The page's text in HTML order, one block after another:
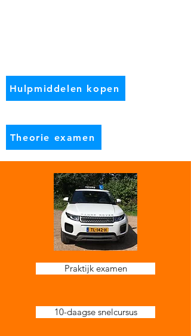
Hulpmiddelen kopen
Theorie examen
Praktijk examen
10-daagse snelcursus